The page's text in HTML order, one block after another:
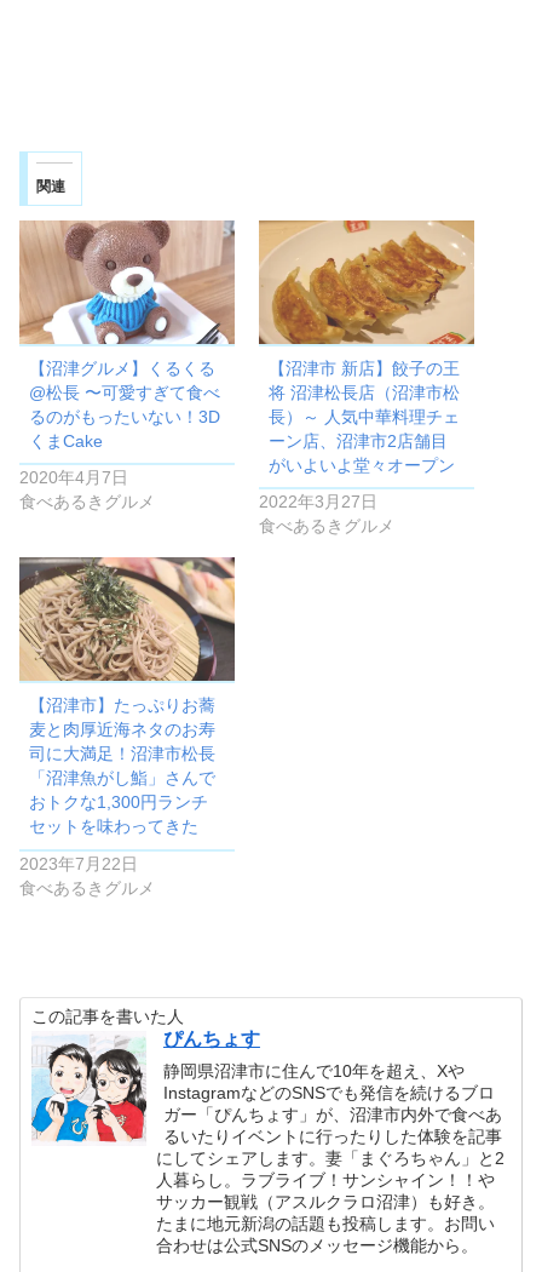
関連
【沼津グルメ】くるくる
@松長 〜可愛すぎて食べ
るのがもったいない！3D
くまCake
2020年4月7日
食べあるきグルメ
【沼津市 新店】餃子の王
将 沼津松長店（沼津市松
長）～ 人気中華料理チェ
ーン店、沼津市2店舗目
がいよいよ堂々オープン
2022年3月27日
食べあるきグルメ
【沼津市】たっぷりお蕎
麦と肉厚近海ネタのお寿
司に大満足！沼津市松長
「沼津魚がし鮨」さんで
おトクな1,300円ランチ
セットを味わってきた
2023年7月22日
食べあるきグルメ
この記事を書いた人
ぴんちょす
静岡県沼津市に住んで10年を超え、Xや
InstagramなどのSNSでも発信を続けるブロ
ガー「ぴんちょす」が、沼津市内外で食べあ
るいたりイベントに行ったりした体験を記事
にしてシェアします。妻「まぐろちゃん」と2
人暮らし。ラブライブ！サンシャイン！！や
サッカー観戦（アスルクラロ沼津）も好き。
たまに地元新潟の話題も投稿します。お問い
合わせは公式SNSのメッセージ機能から。